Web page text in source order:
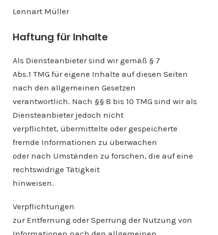
Lennart Müller
Haftung für Inhalte
Als Diensteanbieter sind wir gemäß § 7
Abs.1 TMG für eigene Inhalte auf diesen Seiten
nach den allgemeinen Gesetzen
verantwortlich. Nach §§ 8 bis 10 TMG sind wir als
Diensteanbieter jedoch nicht
verpflichtet, übermittelte oder gespeicherte
fremde Informationen zu überwachen
oder nach Umständen zu forschen, die auf eine
rechtswidrige Tätigkeit
hinweisen.
Verpflichtungen
zur Entfernung oder Sperrung der Nutzung von